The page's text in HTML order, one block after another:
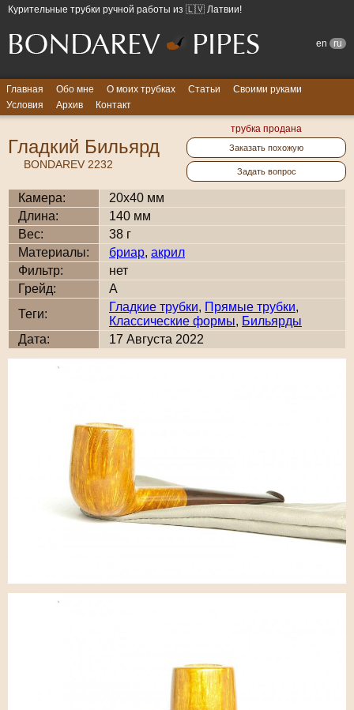
Курительные трубки ручной работы из 🇱🇻 Латвии!
en ru
Главная Обо мне О моих трубках Статьи
Своими руками
Условия
Архив Контакт
трубка продана
Заказать похожую
Задать вопрос
Гладкий Бильярд
BONDAREV 2232
Камера:
20x40 мм
Длина:
140 мм
Вес:
38 г
Материалы:
бриар, акрил
Фильтр:
нет
Грейд:
A
Теги:
Гладкие трубки, Прямые трубки,
Классические формы, Бильярды
Дата:
17 Августа 2022